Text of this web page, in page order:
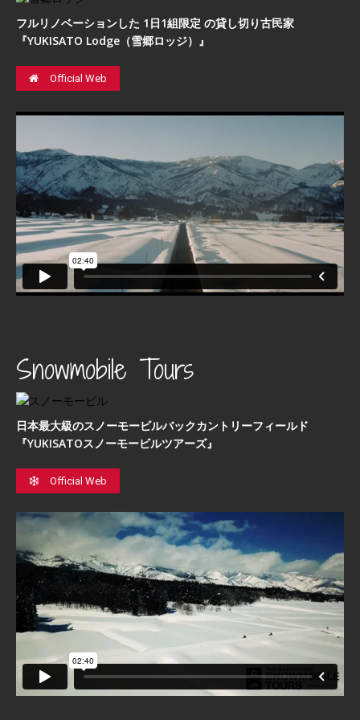
フルリノベーションした 1日1組限定 の貸し切り古民家
『YUKISATO Lodge（雪郷ロッジ）』
Official Web
Snowmobile Tours
日本最⼤級のスノーモービルバックカントリーフィールド
『YUKISATOスノーモービルツアーズ』
Official Web